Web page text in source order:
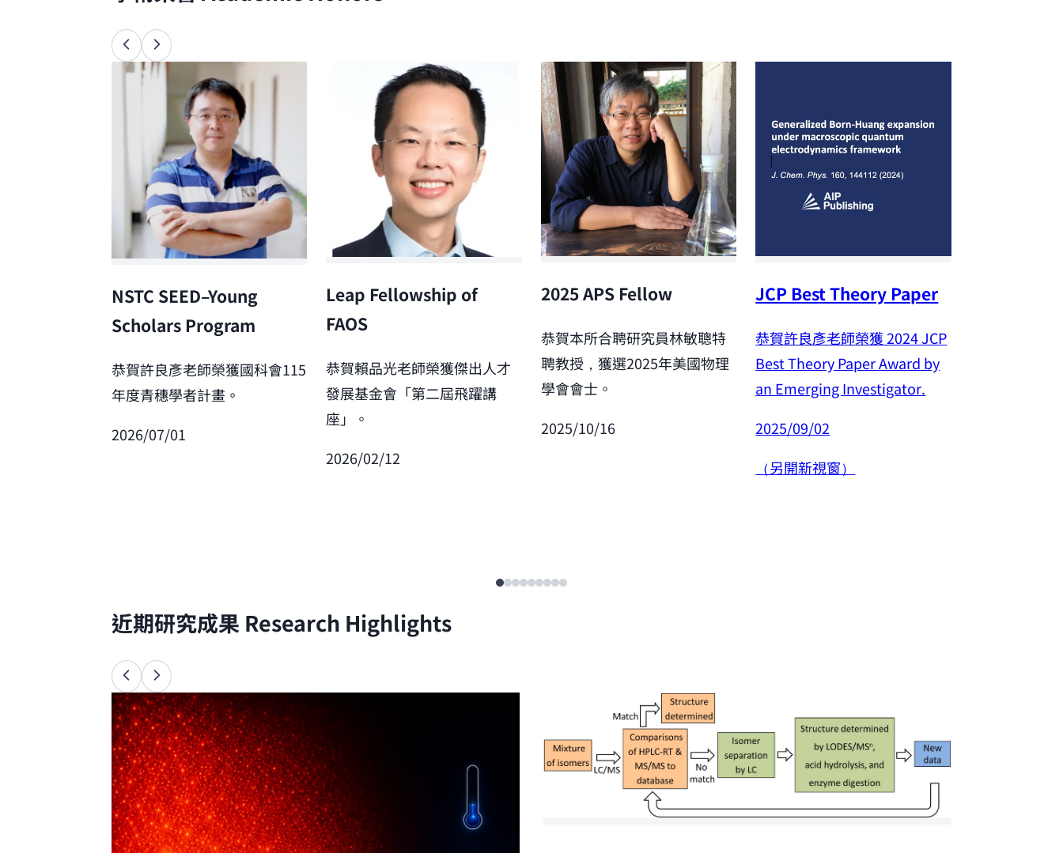
NSTC SEED–Young
Scholars Program
恭賀許良彥老師榮獲國科會115
年度青穗學者計畫。
2026/07/01
Leap Fellowship of
FAOS
恭賀賴品光老師榮獲傑出人才
發展基金會「第二屆飛躍講
座」。
2026/02/12
2025 APS Fellow
恭賀本所合聘研究員林敏聰特
聘教授，獲選2025年美國物理
學會會士。
2025/10/16
JCP Best Theory Paper
恭賀許良彥老師榮獲 2024JCP
Best Theory Paper Award by
an Emerging Investigator.
2025/09/02
（另開新視窗）
近期研究成果 Research Highlights